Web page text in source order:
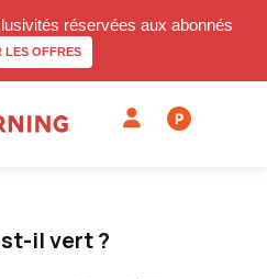
réservées aux abonnés
LES OFFRES
P
il vert ?